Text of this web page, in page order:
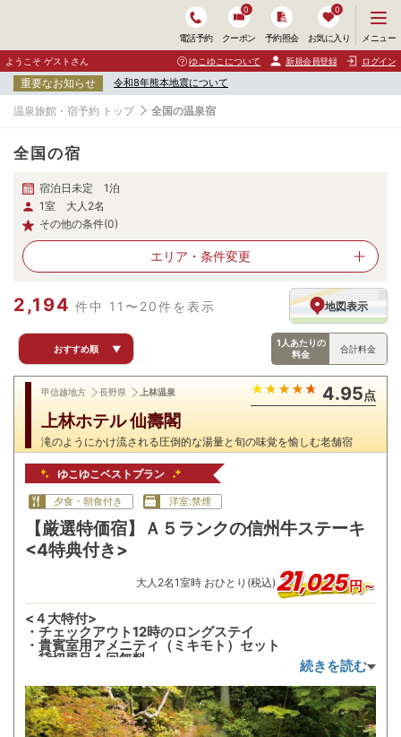
電話予約 クーポン
0
予約照会 お気に入り
0
ニ
ュ
ー
開
メニュー
ようこそ ゲストさん ゆこゆこについて 新規会員登録 ログイン
重要なお知らせ 令和8年熊本地震について
温泉旅館・宿予約 トップ 全国の温泉宿
全国の宿
宿泊日未定 1泊
1室 大人2名
その他の条件(0)
エリア・ 条件変更
2,194 件中 11〜20件を表示 地図表示
おすすめ順 ▼
1人あたりの
料金
合計料金
甲信越地方 長野県 上林温泉 4.95点
上林ホテル 仙壽閣
滝のようにかけ流される圧倒的な湯量と旬の味覚を愉しむ老舗宿
ゆこゆこベストプラン
夕食・朝食付き 洋室:禁煙
【厳選特価宿】Ａ５ランクの信州牛ステーキ
<4特典付き>
大人 2名1室時 おひとり(税込)21,025円～
<４大特付>
・チェックアウト12時のロングステイ
・貴賓室用アメニティ（ミキモト）セット
・貸切風呂１回無料
続きを読む